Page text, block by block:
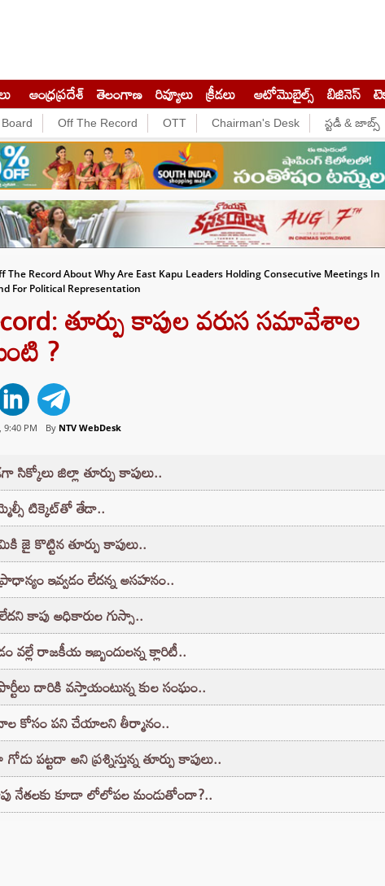
ఆంధ్రప్రదేశ్ తెలంగాణ రివ్యూలు క్రీడలు ఆటోమొబైల్స్ బిజినెస్‌
Off The Record OTT Chairman's Desk స్టడీ & జాబ్స్
The Record About Why Are East Kapu Leaders Holding Consecutive Meetings In
For Political Representation
తూర్పు కాపుల వరుస సమావేశాల
?
9:40 PM By NTV WebDesk
జిల్లా తూర్పు కాపులు..
టిక్కెట్‌తో తేడా..
జై కొట్టిన తూర్పు కాపులు..
ఇవ్వడం లేదన్న అసహనం..
కాపు అధికారుల గుస్సా..
వల్లే రాజకీయ ఇబ్బందులన్న క్లారిటీ..
దారికి వస్తాయంటున్న కుల సంఘం..
కోసం పని చేయాలని తీర్మానం..
పట్టదా అని ప్రశ్నిస్తున్న తూర్పు కాపులు..
నేతలకు కూడా లోలోపల మండుతోందా?..